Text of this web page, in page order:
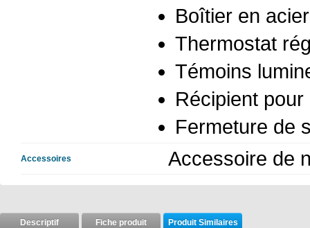
Boîtier en
Thermostat
Témoins
Récipient pour
Fermeture de
Accessoires Accessoire de
Descriptif Fiche produit Produit Similaires